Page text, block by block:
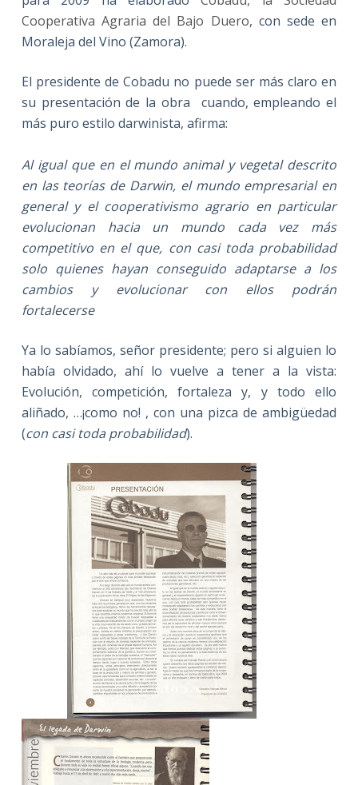
Cooperativa Agraria del Bajo Duero, con sede en
Moraleja del Vino (Zamora).
El presidente de Cobadu no puede ser más claro en
su presentación de la obra cuando, empleando el
más puro estilo darwinista, afirma:
Al igual que en el mundo animal y vegetal descrito
en las teorías de Darwin, el mundo empresarial en
general y el cooperativismo agrario en particular
evolucionan hacia un mundo cada vez más
competitivo en el que, con casi toda probabilidad
solo quienes hayan conseguido adaptarse a los
cambios y evolucionar con ellos podrán
fortalecerse
Ya lo sabíamos, señor presidente; pero si alguien lo
había olvidado, ahí lo vuelve a tener a la vista:
Evolución, competición, fortaleza y, y todo ello
aliñado, …¡como no! , con una pizca de ambigüedad
(con casi toda probabilidad).